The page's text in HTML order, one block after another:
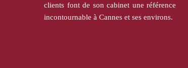
clients font de son cabinet une référence
incontournable à Cannes et ses environs.